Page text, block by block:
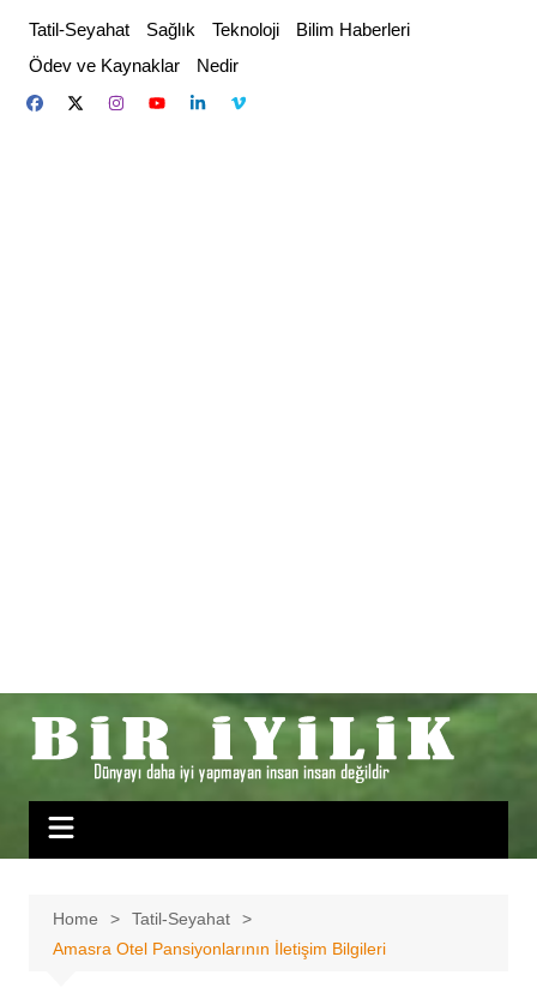
content
Tatil-Seyahat Sağlık Teknoloji
Bilim Haberleri
Ödev ve Kaynaklar
Nedir
Home
Tatil-Seyahat
Amasra Otel Pansiyonlarının İletişim Bilgileri